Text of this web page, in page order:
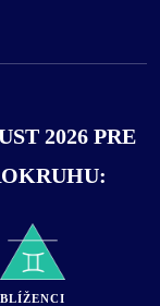
2026 PRE
BLÍŽENCI